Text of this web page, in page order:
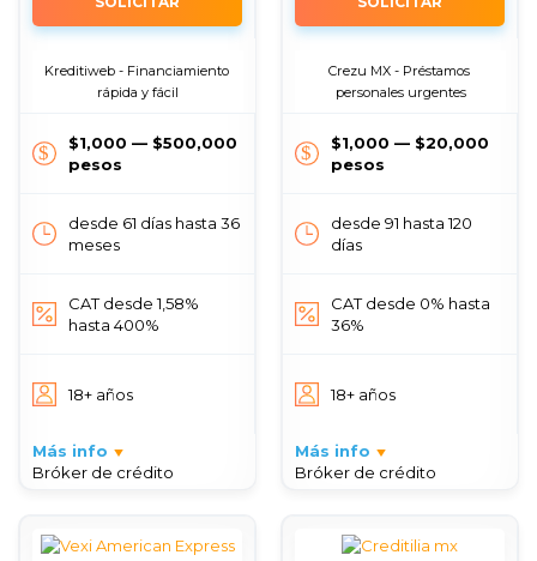
Kreditiweb - Financiamiento
rápida y fácil
$1,000 — $500,000
pesos
desde 61 días hasta 36
meses
CAT desde 1,58%
hasta 400%
18+ años
Más info
Bróker de crédito
Crezu MX - Préstamos
personales urgentes
$1,000 — $20,000
pesos
desde 91 hasta 120
días
CAT desde 0% hasta
36%
18+ años
Más info
Bróker de crédito